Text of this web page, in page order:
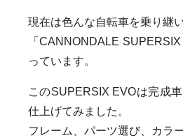
現在は色んな自転車を乗り継
「CANNONDALE
っています。
このSUPERSIX EVOは完成
仕上げてみました。
フレーム、パーツ選び、カラ